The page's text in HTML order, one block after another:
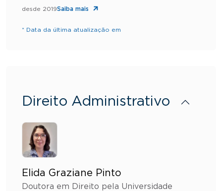
desde 2019Saiba mais
* Data da última atualização em
Direito Administrativo
Elida Graziane Pinto
Doutora em Direito pela Universidade